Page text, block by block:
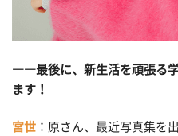
――最後に、新生活を頑張る
ます！
宮世 ：原さん、最近写真集を